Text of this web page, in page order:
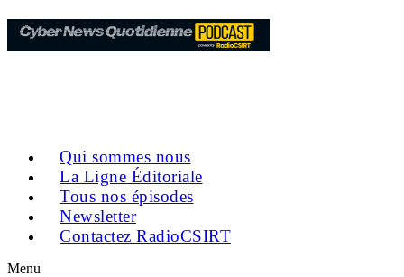
Qui sommes nous
La Ligne Éditoriale
Tous nos épisodes
Newsletter
Contactez RadioCSIRT
Menu